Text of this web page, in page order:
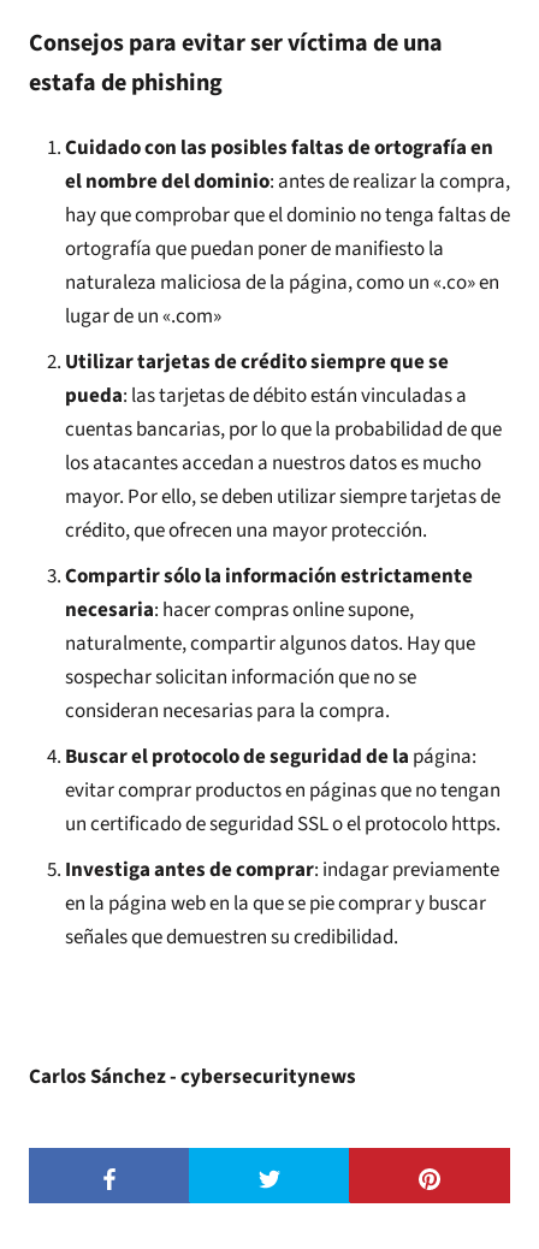
Consejos para evitar ser víctima de una
estafa de phishing
Cuidado con las posibles faltas de ortografía en
el nombre del dominio: antes de realizar la compra,
hay que comprobar que el dominio no tenga faltas de
ortografía que puedan poner de manifiesto la
naturaleza maliciosa de la página, como un «.co» en
lugar de un «.com»
Utilizar tarjetas de crédito siempre que se
pueda: las tarjetas de débito están vinculadas a
cuentas bancarias, por lo que la probabilidad de que
los atacantes accedan a nuestros datos es mucho
mayor. Por ello, se deben utilizar siempre tarjetas de
crédito, que ofrecen una mayor protección.
Compartir sólo la información estrictamente
necesaria: hacer compras online supone,
naturalmente, compartir algunos datos. Hay que
sospechar solicitan información que no se
consideran necesarias para la compra.
Buscar el protocolo de seguridad de la página:
evitar comprar productos en páginas que no tengan
un certificado de seguridad SSL o el protocolo https.
Investiga antes de comprar: indagar previamente
en la página web en la que se pie comprar y buscar
señales que demuestren su credibilidad.
Carlos Sánchez - cybersecuritynews